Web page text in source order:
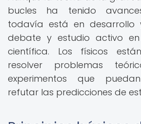
bucles ha tenido
todavía está en desarrollo
debate y estudio activo
científica. Los físicos
resolver problemas
experimentos que
refutar las predicciones de